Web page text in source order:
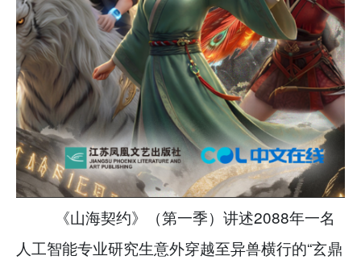
《山海契约》（第一季）讲述2088年一名
人工智能专业研究生意外穿越至异兽横行的“玄鼎